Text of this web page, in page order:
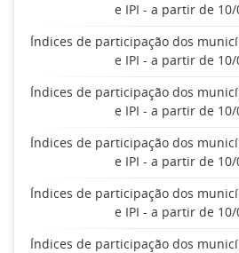
e IPI - a partir de
Índices de participação dos
e IPI - a partir de
Índices de participação dos
e IPI - a partir de
Índices de participação dos
e IPI - a partir de
Índices de participação dos
e IPI - a partir de
Índices de participação dos